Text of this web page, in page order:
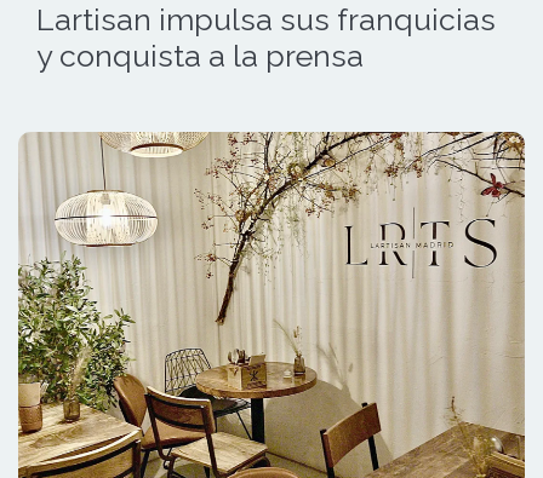
Lartisan impulsa sus franquicias
y conquista a la prensa